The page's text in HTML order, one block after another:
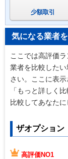
少額取引
気になる業者を
ここでは高評価
業者を比較した
さい。ここに表
「もっと詳しく
比較してあなた
ザオプション
高評価NO1